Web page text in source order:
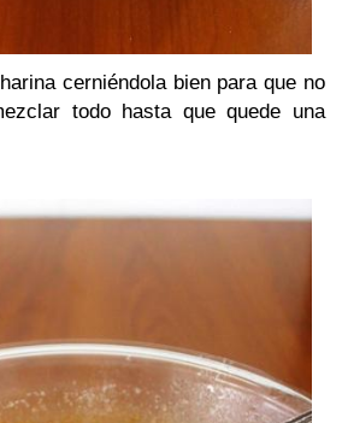
cerniéndola bien para que no
todo hasta que quede una